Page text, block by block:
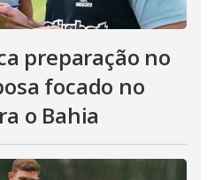
preparação no
focado no
o Bahia